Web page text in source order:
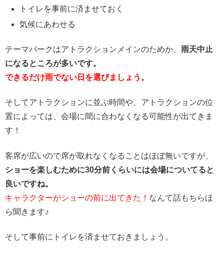
トイレを事前に済ませておく
気候にあわせる
テーマパークはアトラクションメインのためか、 雨天中止
になるところが多いです。
できるだけ雨でない日を選びましょう。
そしてアトラクションに並ぶ時間や、アトラクションの位
置によっては、会場に間に合わなくなる可能性が出てきま
す！
客席が広いので席が取れなくなることはほぼ無いですが、
ショーを楽しむために30分前くらいには会場についてると
良いですね。
キャラクターがショーの前に出てきた！ なんて話もちらほ
ら聞きます♪
そして事前にトイレを済ませておきましょう。